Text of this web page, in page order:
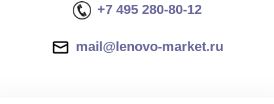
+7 495 280-80-12
mail@lenovo-market.ru